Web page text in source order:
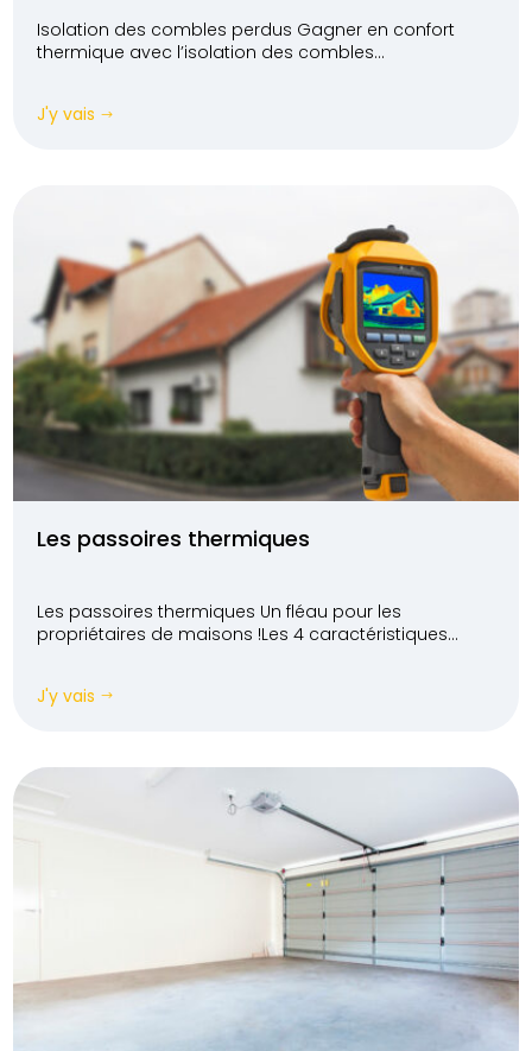
Isolation des combles perdus Gagner en confort
thermique avec l’isolation des combles...
J'y vais $
Les passoires thermiques
Les passoires thermiques Un fléau pour les
propriétaires de maisons !Les 4 caractéristiques...
J'y vais $